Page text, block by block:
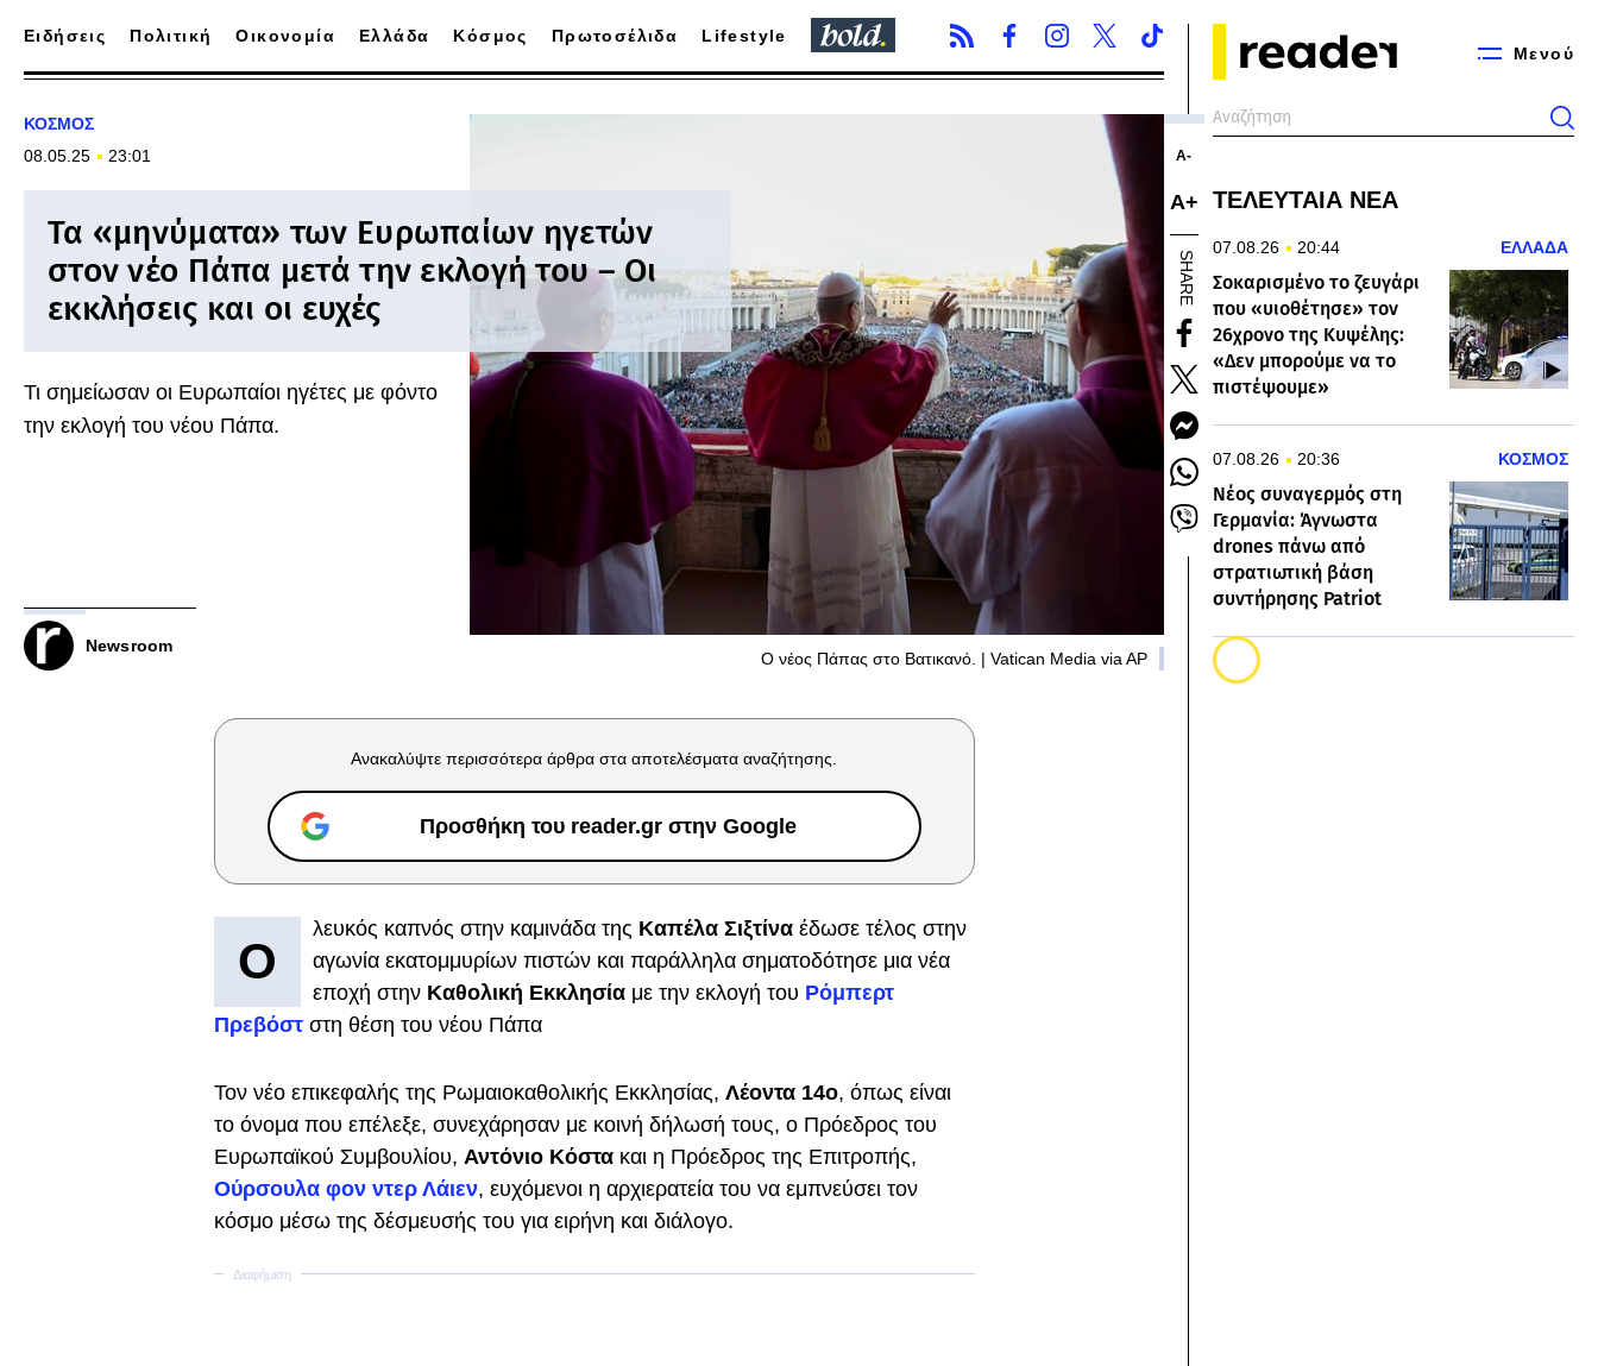
Μενού
Ειδήσεις Πολιτική Οικονομία Ελλάδα Κόσμος Πρωτοσέλιδα Lifestyle
ΚΟΣΜΟΣ
08.05.25
23:01
Τα «μηνύματα» των Ευρωπαίων ηγετών
στον νέο Πάπα μετά την εκλογή του – Οι
εκκλήσεις και οι ευχές
Τι σημείωσαν οι Ευρωπαίοι ηγέτες με φόντο
την εκλογή του νέου Πάπα.
Newsroom
Ο νέος Πάπας στο Βατικανό. | Vatican Media via AP
Α-
Α+
SHARE
Ανακαλύψτε περισσότερα άρθρα στα αποτελέσματα αναζήτησης.
Προσθήκη του reader.gr στην Google
Ο
λευκός καπνός στην καμινάδα της Καπέλα Σιξτίνα έδωσε τέλος στην
αγωνία εκατομμυρίων πιστών και παράλληλα σηματοδότησε μια νέα
εποχή στην Καθολική Εκκλησία με την εκλογή του Ρόμπερτ
Πρεβόστ στη θέση του νέου Πάπα
Τον νέο επικεφαλής της Ρωμαιοκαθολικής Εκκλησίας, Λέοντα 14ο, όπως είναι
το όνομα που επέλεξε, συνεχάρησαν με κοινή δήλωσή τους, ο Πρόεδρος του
Ευρωπαϊκού Συμβουλίου, Αντόνιο Κόστα και η Πρόεδρος της Επιτροπής,
Ούρσουλα φον ντερ Λάιεν, ευχόμενοι η αρχιερατεία του να εμπνεύσει τον
κόσμο μέσω της δέσμευσής του για ειρήνη και διάλογο.
ΤΕΛΕΥΤΑΙΑ ΝΕΑ
07.08.26 20:44 ΕΛΛΑΔΑ
Σοκαρισμένο το ζευγάρι
που «υιοθέτησε» τον
26χρονο της Κυψέλης:
«Δεν μπορούμε να το
πιστέψουμε»
07.08.26 20:36 ΚΟΣΜΟΣ
Νέος συναγερμός στη
Γερμανία: Άγνωστα
drones πάνω από
στρατιωτική βάση
συντήρησης Patriot